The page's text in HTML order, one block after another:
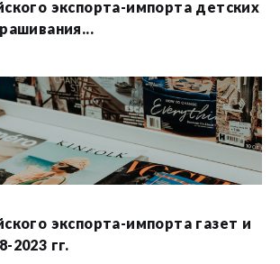
экспорта-импорта детских
экспорта-импорта газет и
2023 гг.